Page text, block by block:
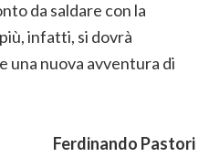
da saldare con la
infatti, si dovrà
una nuova avventura di
Ferdinando Pastori